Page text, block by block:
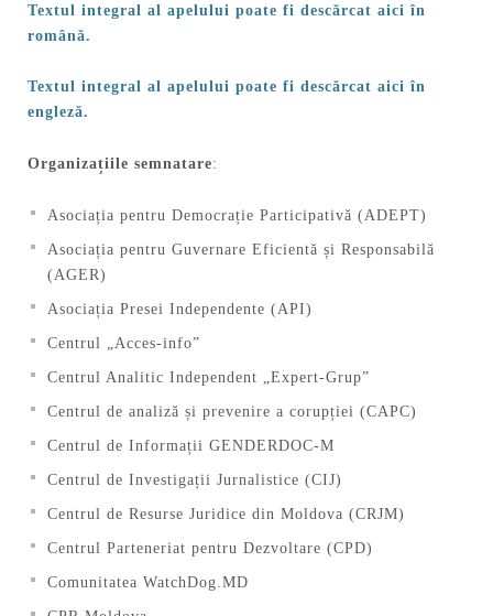
Textul integral al apelului poate fi descărcat aici în
română.
Textul integral al apelului poate fi descărcat aici în
engleză.
Organizațiile semnatare:
Asociația pentru Democrație Participativă (ADEPT)
Asociația pentru Guvernare Eficientă și Responsabilă
(AGER)
Asociația Presei Independente (API)
Centrul „Acces-info”
Centrul Analitic Independent „Expert-Grup”
Centrul de analiză și prevenire a corupției (CAPC)
Centrul de Informații GENDERDOC-M
Centrul de Investigații Jurnalistice (CIJ)
Centrul de Resurse Juridice din Moldova (CRJM)
Centrul Parteneriat pentru Dezvoltare (CPD)
Comunitatea WatchDog.MD